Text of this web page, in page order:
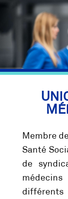
U
M
Membre
Santé
de